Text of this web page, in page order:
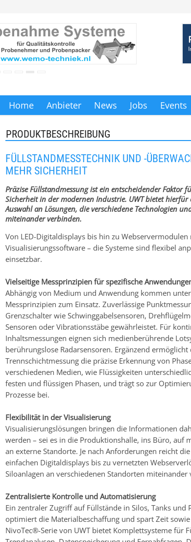
Home Anbieter News Jobs Events
PRODUKTBESCHREIBUNG
FÜLLSTANDMESSTECHNIK UND -
MEHR SICHERHEIT
Präzise Füllstandmessung ist ein entscheidender Faktor
Sicherheit in der modernen Industrie. UWT bietet hierfür
Auswahl an Lösungen, die verschiedene Technologien
miteinander verbinden.
Von LED-Digitaldisplays bis hin zu Webservermodulen
Visualisierungssoftware – die Systeme sind flexibel
einsetzbar.
Vielseitige Messprinzipien für spezifische
Abhängig von Medium und Anwendung kommen
Messprinzipien zum Einsatz. Zuverlässige
Grenzschalter wie Schwinggabelsensoren,
Sensoren oder Vibrationsstäbe gewährleistet. Für
Inhaltsmessungen eignen sich medienberührende
berührungslose Radarsensoren. Ergänzend ermöglicht
Trennschichtmessung die präzise Erkennung von
verschiedenen Medien, wie Flüssigkeiten
festen und flüssigen Phasen, und trägt so zur
Prozesse bei.
Flexibilität in der Visualisierung
Visualisierungslösungen bringen die Informationen
werden – sei es in die Produktionshalle, ins Büro, auf
an externe Standorte. Je nach Anforderungen reicht
einfachen Digitaldisplays bis zu vernetzten
Siloanlagen an verschiedenen Standorten miteinander
Zentralisierte Kontrolle und Automatisierung
Ein zentraler Zugriff auf Füllstände in Silos, Tanks und
optimiert die Materialbeschaffung und spart Zeit
NivoTec®-Serie von UWT bietet Komplettsysteme für